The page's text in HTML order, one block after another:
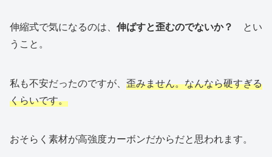
伸縮式で気になるのは、 伸ばすと歪むのでないか？
とい
うこと。
私も不安だったのですが、 歪みません。なんなら硬すぎる
くらいです。
おそらく素材が高強度カーボンだからだと思われます。